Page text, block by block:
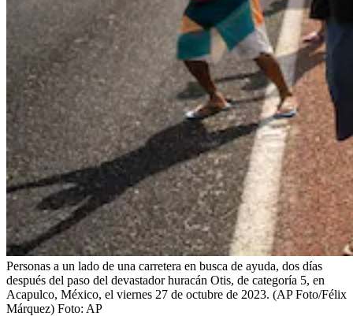
Personas a un lado de una carretera en busca de ayuda, dos días
después del paso del devastador huracán Otis, de categoría 5, en
Acapulco, México, el viernes 27 de octubre de 2023. (AP Foto/Félix
Márquez) Foto: AP